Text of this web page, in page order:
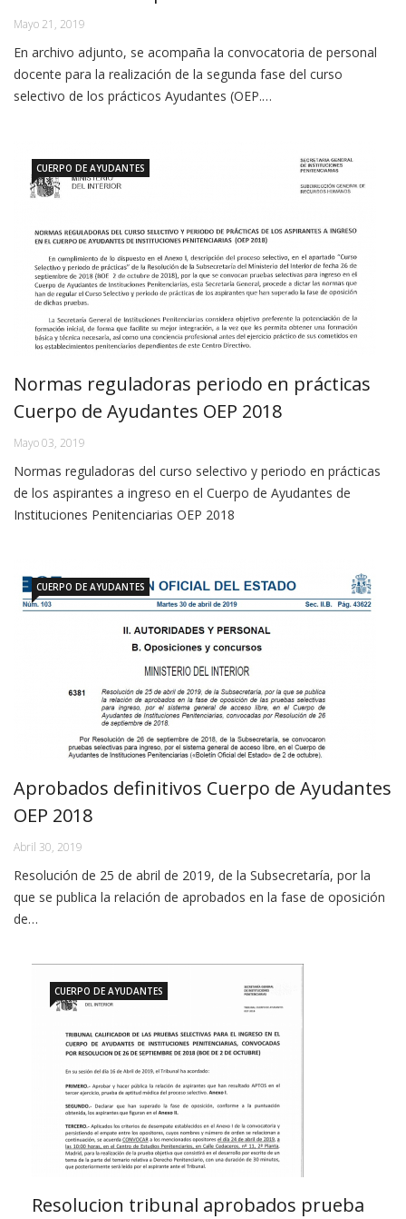
Mayo 21, 2019
En archivo adjunto, se acompaña la convocatoria de personal
docente para la realización de la segunda fase del curso
selectivo de los prácticos Ayudantes (OEP.…
CUERPO DE AYUDANTES
Normas reguladoras periodo en prácticas
Cuerpo de Ayudantes OEP 2018
Mayo 03, 2019
Normas reguladoras del curso selectivo y periodo en prácticas
de los aspirantes a ingreso en el Cuerpo de Ayudantes de
Instituciones Penitenciarias OEP 2018
CUERPO DE AYUDANTES
Aprobados definitivos Cuerpo de Ayudantes
OEP 2018
Abril 30, 2019
Resolución de 25 de abril de 2019, de la Subsecretaría, por la
que se publica la relación de aprobados en la fase de oposición
de…
CUERPO DE AYUDANTES
Resolucion tribunal aprobados prueba